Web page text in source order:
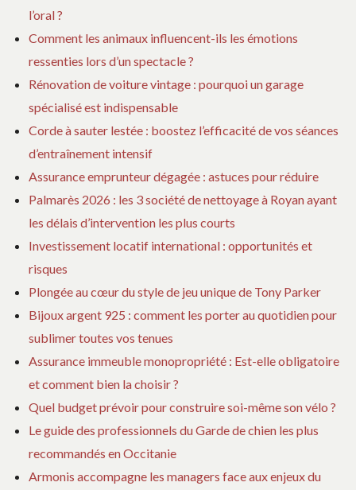
l’oral ?
Comment les animaux influencent-ils les émotions
ressenties lors d’un spectacle ?
Rénovation de voiture vintage : pourquoi un garage
spécialisé est indispensable
Corde à sauter lestée : boostez l’efficacité de vos séances
d’entraînement intensif
Assurance emprunteur dégagée : astuces pour réduire
Palmarès 2026 : les 3 société de nettoyage à Royan ayant
les délais d’intervention les plus courts
Investissement locatif international : opportunités et
risques
Plongée au cœur du style de jeu unique de Tony Parker
Bijoux argent 925 : comment les porter au quotidien pour
sublimer toutes vos tenues
Assurance immeuble monopropriété : Est-elle obligatoire
et comment bien la choisir ?
Quel budget prévoir pour construire soi-même son vélo ?
Le guide des professionnels du Garde de chien les plus
recommandés en Occitanie
Armonis accompagne les managers face aux enjeux du